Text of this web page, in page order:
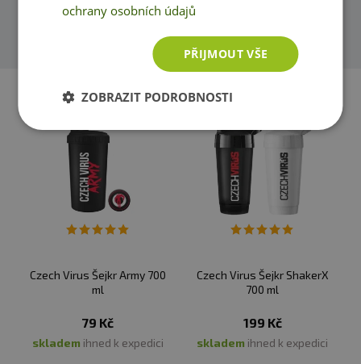
Czech Virus Šejkr Army 700
ml
79 Kč
skladem ihned k expedici
Czech Virus Šejkr ShakerX
700 ml
199 Kč
skladem ihned k expedici
ochrany osobních údajů
PŘIJMOUT VŠE
ZOBRAZIT PODROBNOSTI